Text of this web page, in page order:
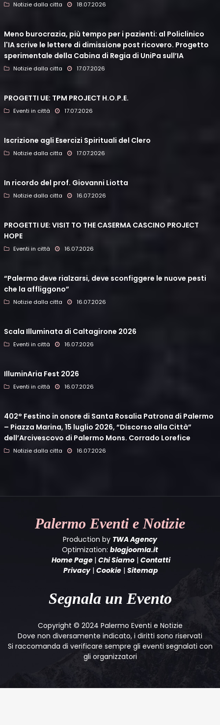
Notizie dalla citta 18.07.2026
Meno burocrazia, più tempo per i pazienti: al Policlinico
l'IA scrive le lettere di dimissione post ricovero. Progetto
sperimentale della Cabina di Regia di UniPa sull’IA
Notizie dalla citta 17.07.2026
PROGETTI UE: TPM PROJECT H.O.P.E.
Eventi in città 17.07.2026
Iscrizione agli Esercizi Spirituali del Clero
Notizie dalla citta 17.07.2026
In ricordo del prof. Giovanni Liotta
Notizie dalla citta 16.07.2026
PROGETTI UE: VISIT TO THE CASERMA CASCINO PROJECT
HOPE
Eventi in città 16.07.2026
“Palermo deve rialzarsi, deve sconfiggere le nuove pesti
che la affliggono”
Notizie dalla citta 16.07.2026
Scala Illuminata di Caltagirone 2026
Eventi in città 16.07.2026
IlluminAria Fest 2026
Eventi in città 16.07.2026
402° Festino in onore di Santa Rosalia Patrona di Palermo
– Piazza Marina, 15 luglio 2026, “Discorso alla Città”
dell’Arcivescovo di Palermo Mons. Corrado Lorefice
Notizie dalla citta 16.07.2026
Palermo Eventi e Notizie
Production by TWA Agency
Optimization: blogjoomla.it
Home Page | Chi Siamo| Contatti
Privacy| Cookie | Sitemap
Segnala un Evento
Copyright © 2024 Palermo Eventi e Notizie
Dove non diversamente indicato, i diritti sono riservati
Si raccomanda di verificare sempre gli eventi segnalati con
gli organizzatori